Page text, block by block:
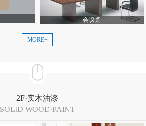
会议桌
MORE+
2F·实木油漆
SOLID WOOD·PAINT